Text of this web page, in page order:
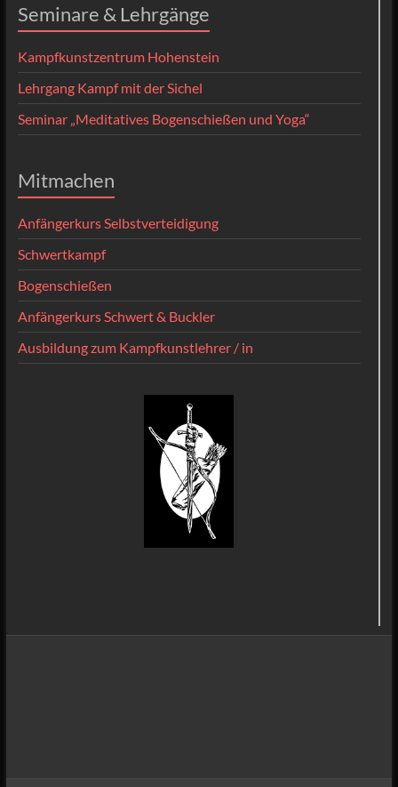
Seminare & Lehrgänge
Kampfkunstzentrum Hohenstein
Lehrgang Kampf mit der Sichel
Seminar „Meditatives Bogenschießen und Yoga“
Mitmachen
Anfängerkurs Selbstverteidigung
Schwertkampf
Bogenschießen
Anfängerkurs Schwert & Buckler
Ausbildung zum Kampfkunstlehrer / in